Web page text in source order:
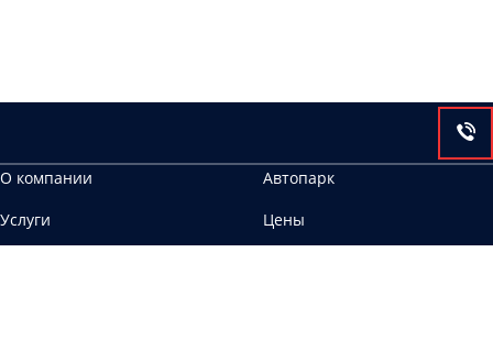
О компании
Автопарк
Услуги
Цены